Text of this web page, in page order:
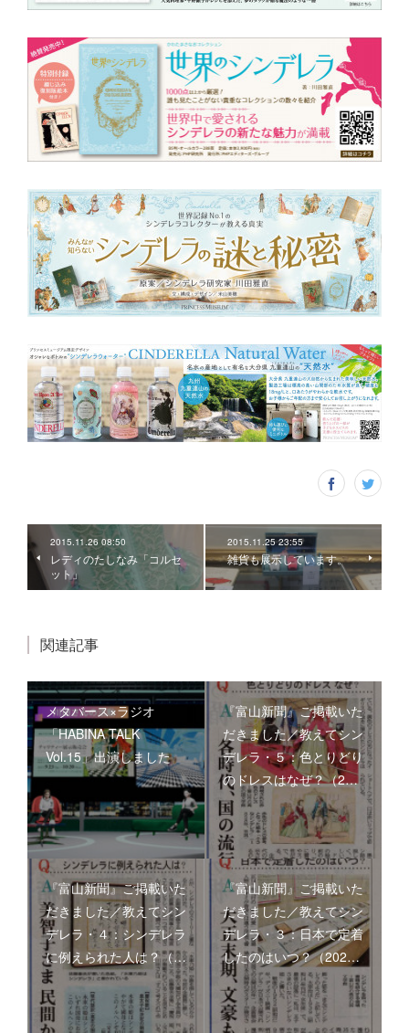
2015.11.26 08:50
レディのたしなみ「コルセ
ット」
2015.11.25 23:55
雑貨も展示しています。
関連記事
メタバース×ラジオ
「HABINA TALK
Vol.15」出演しました
『富山新聞』ご掲載いた
だきました／教えてシン
デレラ・５：色とりどり
のドレスはなぜ？（2…
『富山新聞』ご掲載いた
だきました／教えてシン
デレラ・４：シンデレラ
に例えられた人は？（…
『富山新聞』ご掲載いた
だきました／教えてシン
デレラ・３：日本で定着
したのはいつ？（202…